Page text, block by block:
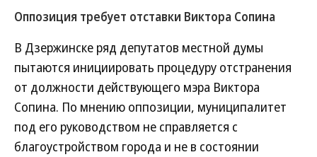
Оппозиция требует отставки Виктора Сопина
В Дзержинске ряд депутатов местной думы
пытаются инициировать процедуру отстранения
от должности действующего мэра Виктора
Сопина. По мнению оппозиции, муниципалитет
под его руководством не справляется с
благоустройством города и не в состоянии